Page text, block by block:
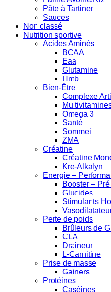
Pâte à Tartiner
Sauces
Non classé
Nutrition sportive
Acides Aminés
BCAA
Eaa
Glutamine
Hmb
Bien-Être
Complexe
Omega 3
Santé
Sommeil
ZMA
Créatine
Créatine
Kre-Alkalyn
Energie –
Booster –
Glucides
Stimulants
Perte de poids
Brûleurs de
CLA
Draineur
L-Carnitine
Prise de masse
Gainers
Protéines
Caséines